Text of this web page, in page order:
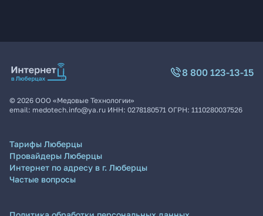
8 800 123-13-15
© 2026 ООО «Медовые Технологии»
email: medotech.info@ya.ru ИНН: 0278180571 ОГРН: 1110280037526
Тарифы Люберцы
Провайдеры Люберцы
Интернет по адресу в г. Люберцы
Частые вопросы